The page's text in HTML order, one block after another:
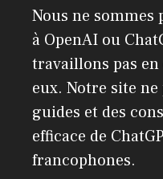
Nous ne sommes
à OpenAI ou
travaillons pas
eux. Notre site ne
guides et des
efficace de
francophones.